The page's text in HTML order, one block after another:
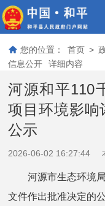
您的位置： 首页 >
信息公开
详细内容
河源和平110
项目环境影响
公示
2026-06-02 16:27:44
河源市生态环境局
文件作出批准决定的